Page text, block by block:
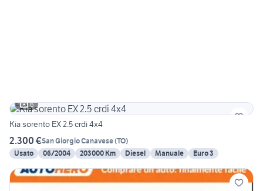
6
Kia sorento EX 2.5 crdi 4x4
2.300 €San Giorgio Canavese(TO)
Usato
06/2004 203000 Km Diesel Manuale Euro 3